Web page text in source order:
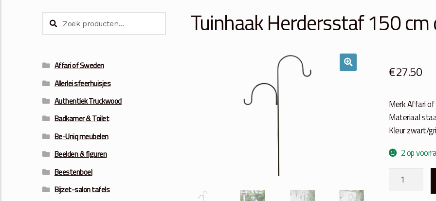
Tuinhaak Herdersstaf 150 cm
€27.50
Merk Affari
Materiaal
Kleur zwart/
2 op
Tuinhaak
Zoeken
naar:Zoeken
Affari of Sweden
Allerlei sfeerhuisjes
Authentiek Truckwood
Badkamer & Toilet
Be-Uniq meubelen
Beelden & figuren
Beestenboel
Bijzet-salon tafels